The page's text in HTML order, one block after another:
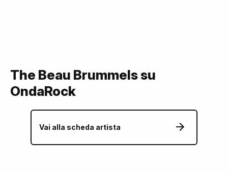
The Beau Brummels su
OndaRock
Vai alla scheda artista